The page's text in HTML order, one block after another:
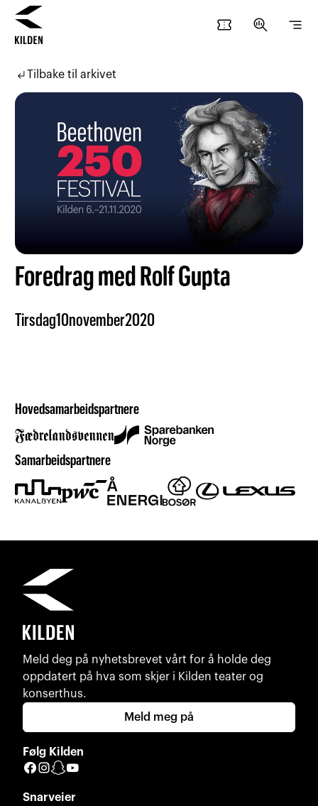
confirmation_number search_insights segment
subdirectory_arrow_leftTilbake til arkivet
Foredrag med Rolf Gupta
Tirsdag10november2020
Hovedsamarbeidspartnere
Samarbeidspartnere
Meld deg på nyhetsbrevet vårt for å holde deg
oppdatert på hva som skjer i Kilden teater og
konserthus.
Meld meg på
Følg Kilden
Facebook
Instagram
Snapchat
Snarveier